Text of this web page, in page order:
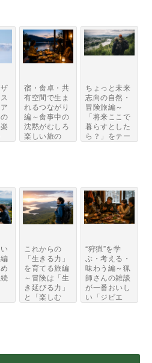
宿・食卓・共
有空間で生ま
れるつながり
編～食事中の
沈黙がむしろ
楽しい旅の
夜...
ちょっと未来
志向の自然・
冒険旅編～
「将来ここで
暮らすとした
ら？」をテー
マ...
これからの
「生きる力」
を育てる旅編
～冒険は「生
き延びる力」
と「楽しむ
力」...
“狩猟”を学
ぶ・考える・
味わう編～猟
師さんの雑談
が一番おいし
い「ジビエ
と...